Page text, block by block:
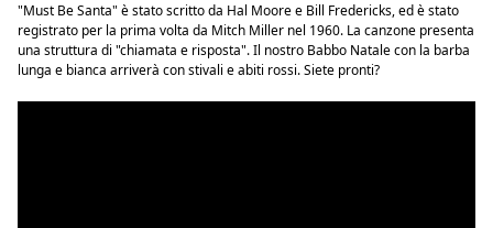
"Must Be Santa" è stato scritto da Hal Moore e Bill Fredericks, ed è stato
registrato per la prima volta da Mitch Miller nel 1960. La canzone presenta
una struttura di "chiamata e risposta". Il nostro Babbo Natale con la barba
lunga e bianca arriverà con stivali e abiti rossi. Siete pronti?